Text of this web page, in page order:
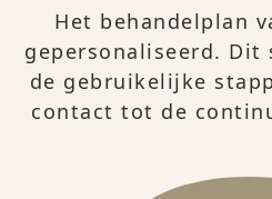
Het behandelplan
gepersonaliseerd.
de gebruikelijke
contact tot de